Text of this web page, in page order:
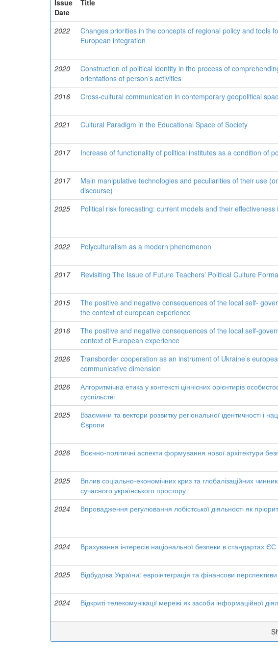
Issue
Date
Title
2022
Changes priorities in the concepts of regional policy and tools
European integration
2020
Construction of political identity in the process of
orientations of person’s activities
2016
Cross-cultural communication in contemporary geopolitical
2021
Cultural Paradigm in the Educational Space of Society
2017
Increase of functionality of political institutes as a condition of
2017
Main manipulative technologies and peculiarities of their use
discourse)
2025
Political risk forecasting: current models and their
2022
Polyculturalism as a modern phenomenon
2017
Revisiting The Issue of Future Teachers’ Political Culture
2015
The positive and negative consequences of the local self-
the context of european experience
2016
The positive and negative consequences of the local self-
context of European experience
2026
Transborder cooperation as an instrument of Ukraine’s
communicative dimension
2026
Алгоритмічна етика у контексті ціннісних орієнтирів
суспільстві
2025
Взаємини та вектори розвитку регіональної ідентичності і
Європи
2026
Воєнно-політичні аспекти формування нової архітектури
2025
Вплив соціально-економічних криз та глобалізаційних
сучасного українського простору
2024
Впровадження регулювання лобістської діяльності як
2024
Врахування інтересів національної безпеки в стандартах
2025
Відбудова України: евроінтеграція та фінансови перспективи
2024
Відкриті телекомунікації мережі як засоби інформаційної